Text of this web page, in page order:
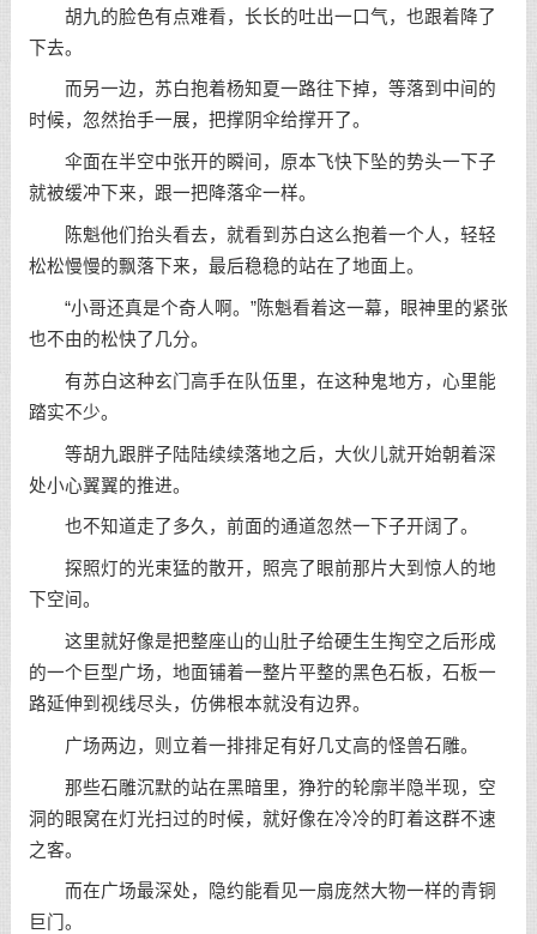
胡九的脸色有点难看，长长的吐出一口气，也跟着降了
下去。
而另一边，苏白抱着杨知夏一路往下掉，等落到中间的
时候，忽然抬手一展，把撑阴伞给撑开了。
伞面在半空中张开的瞬间，原本飞快下坠的势头一下子
就被缓冲下来，跟一把降落伞一样。
陈魁他们抬头看去，就看到苏白这么抱着一个人，轻轻
松松慢慢的飘落下来，最后稳稳的站在了地面上。
“小哥还真是个奇人啊。”陈魁看着这一幕，眼神里的紧张
也不由的松快了几分。
有苏白这种玄门高手在队伍里，在这种鬼地方，心里能
踏实不少。
等胡九跟胖子陆陆续续落地之后，大伙儿就开始朝着深
处小心翼翼的推进。
也不知道走了多久，前面的通道忽然一下子开阔了。
探照灯的光束猛的散开，照亮了眼前那片大到惊人的地
下空间。
这里就好像是把整座山的山肚子给硬生生掏空之后形成
的一个巨型广场，地面铺着一整片平整的黑色石板，石板一
路延伸到视线尽头，仿佛根本就没有边界。
广场两边，则立着一排排足有好几丈高的怪兽石雕。
那些石雕沉默的站在黑暗里，狰狞的轮廓半隐半现，空
洞的眼窝在灯光扫过的时候，就好像在冷冷的盯着这群不速
之客。
而在广场最深处，隐约能看见一扇庞然大物一样的青铜
巨门。